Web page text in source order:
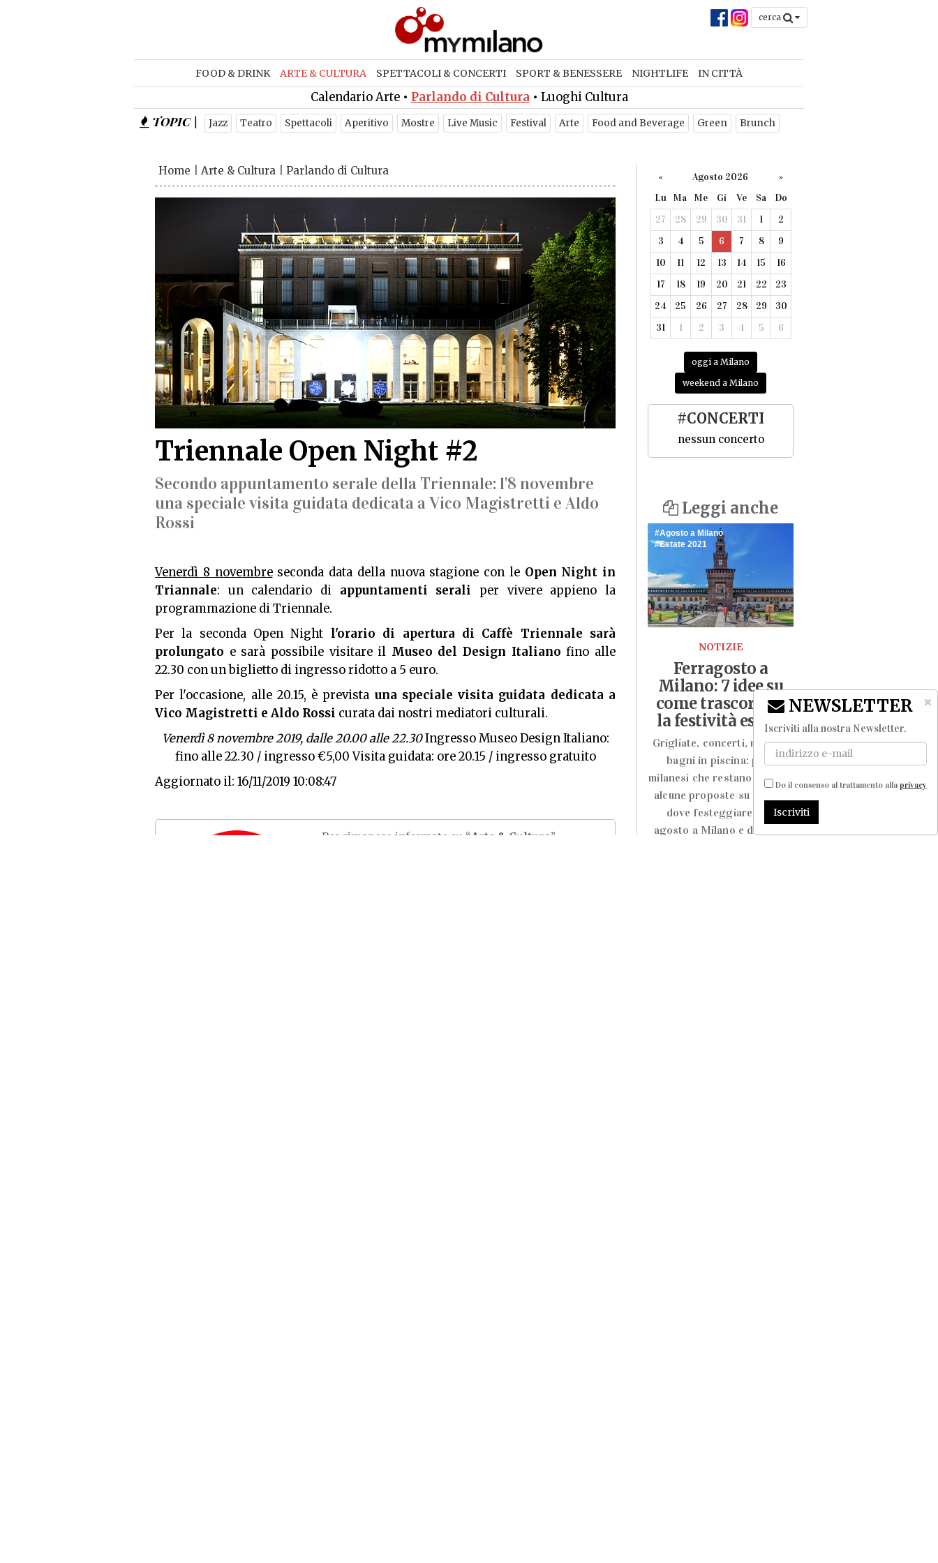
cerca
FOOD & DRINK ARTE & CULTURA SPETTACOLI & CONCERTI SPORT & BENESSERE NIGHTLIFE IN CITTÀ
Calendario Arte • Parlando di Cultura • Luoghi Cultura
TOPIC | Jazz Teatro Spettacoli Aperitivo Mostre Live Music Festival Arte Food and Beverage Green Brunch
Home Arte & Cultura Parlando di Cultura
Triennale Open Night #2
Secondo appuntamento serale della Triennale: l'8 novembre
una speciale visita guidata dedicata a Vico Magistretti e Aldo
Rossi
Venerdì 8 novembreseconda data della nuova stagione con le Open Night in
Triannale: un calendario di appuntamenti serali per vivere appieno la
programmazione di Triennale.
Per la seconda Open Night l'orario di apertura di Caffè Triennale sarà
prolungato e sarà possibile visitare il Museo del Design Italiano fino alle
22.30 con un biglietto di ingresso ridotto a 5 euro.
Per l'occasione, alle 20.15, è prevista una speciale visita guidata dedicata a
Vico Magistretti e Aldo Rossi curata dai nostri mediatori culturali.
Venerdì 8 novembre 2019, dalle 20.00 alle 22.30Ingresso Museo Design Italiano:
fino alle 22.30 / ingresso €5,00 Visita guidata: ore 20.15 / ingresso gratuito
Aggiornato il: 16/11/2019 10:08:47
Per rimanere informato su “ Arte & Cultura”
« Agosto 2026
»
Lu
Ma Me Gi Ve Sa
Do
27
28 29 30 31 1
2
3
4 5 6 7 8
9
10
11 12 13 14 15
16
17
18 19 20 21 22
23
24
25 26 27 28 29
30
31
1 2 3 4 5 6
oggi a Milano
weekend a Milano
#CONCERTI
nessun concerto
NEWSLETTER
Iscriviti alla nostra Newsletter.
Do il consenso al trattamento alla privacy
Iscriviti
Leggi anche
Agosto a Milano
Estate 2021
NOTIZIE
Ferragosto a
Milano: 7 idee su
come trascorrere
la festività estiva
Grigliate, concerti, mostre,
bagni in piscina: per i
milanesi che restano in città,
alcune proposte su come e
dove festeggiare il 15
agosto a Milano e dintorni